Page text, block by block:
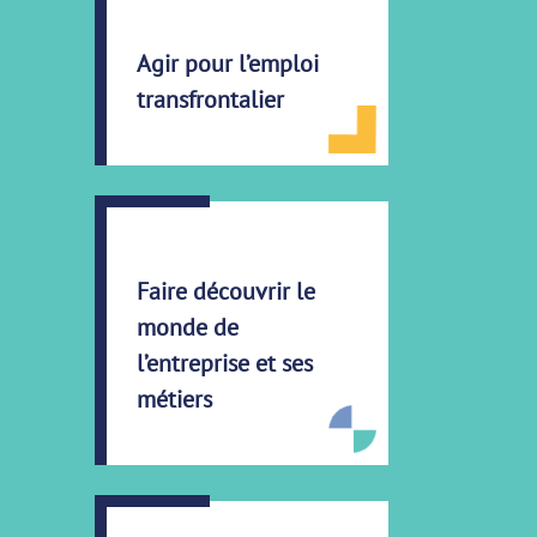
Agir pour l’emploi
transfrontalier
Faire découvrir le
monde de
l’entreprise et ses
métiers